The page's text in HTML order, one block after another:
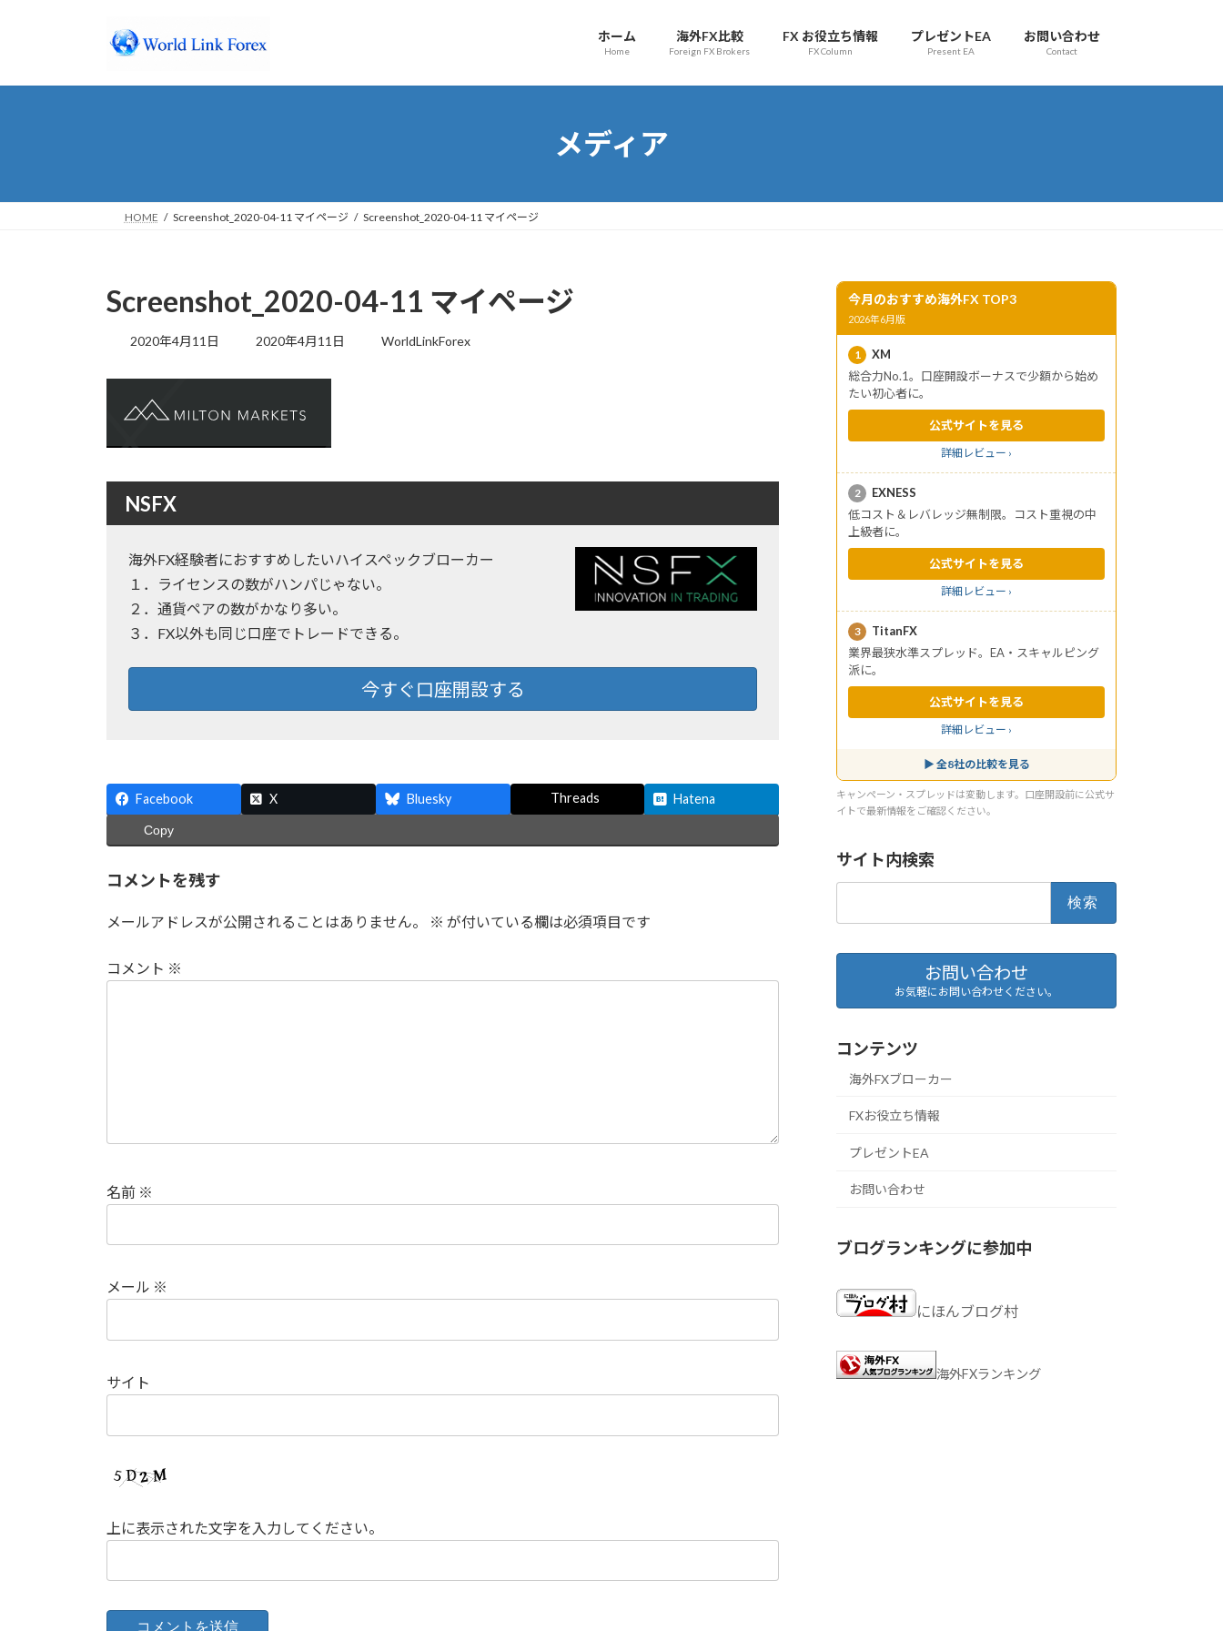
プ
動
ホーム
Home
海外FX比較
Foreign FX Brokers
FX お役立ち情報
FX Column
プレゼントEA
Present EA
お問い合わせ
Contact
メディア
HOME Screenshot_2020-04-11 マイページ Screenshot_2020-04-11 マイページ
Screenshot_2020-04-11 マイページ
2020年4月11日
最
日
:
2020年4月11日 WorldLinkForex
NSFX
海外FX経験者におすすめしたいハイスペックブローカー
１．ライセンスの数がハンパじゃない。
２．通貨ペアの数がかなり多い。
３．FX以外も同じ口座でトレードできる。
今すぐ口座開設する
Facebook X Bluesky Threads Hatena
Copy
コメントを残す
メールアドレスが公開されることはありません。 ※ が付いている欄は必須項目です
コメント ※
名前 ※
メール ※
サイト
上に表示された文字を入力してください。
今月のおすすめ海外FX TOP3
2026年6月版
1
XM
総合力No.1。口座開設ボーナスで少額から始め
たい初心者に。
公式サイトを見る
詳細レビュー ›
2
EXNESS
低コスト＆レバレッジ無制限。コスト重視の中
上級者に。
公式サイトを見る
詳細レビュー ›
3
TitanFX
業界最狭水準スプレッド。EA・スキャルピング
派に。
公式サイトを見る
詳細レビュー ›
▶ 全8社の比較を見る
キャンペーン・スプレッドは変動します。口座開設前に公式サ
イトで最新情報をご確認ください。
サイト内検索
お問い合わせ
お気軽にお問い合わせください。
コンテンツ
海外FXブローカー
FXお役立ち情報
プレゼントEA
お問い合わせ
ブログランキングに参加中
にほんブログ村
海外FXランキング